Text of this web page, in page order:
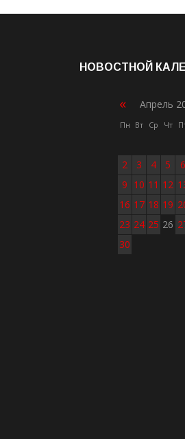
НОВОСТНОЙ
« Апрель
Пн Вт Ср Чт
2
3 4 5 6
9 10 11 12
16 17 18 19
23 24 25 26
30